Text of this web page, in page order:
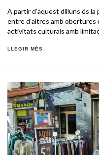
A partir d’aquest dilluns és la
entre d’altres amb
activitats culturals amb
LLEGIR MÉS